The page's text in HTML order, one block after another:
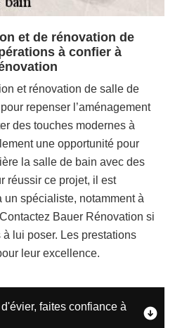
et de rénovation de
à confier à
et rénovation de salle de
repenser l’aménagement
des touches modernes à
une opportunité pour
la salle de bain avec des
réussir ce projet, il est
un spécialiste, notamment à
Bauer Rénovation si
lui poser. Les prestations
leur excellence.
faites confiance à